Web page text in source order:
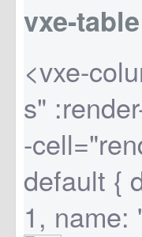
vxe-
<vxe-
s"
-
default {
1, name: